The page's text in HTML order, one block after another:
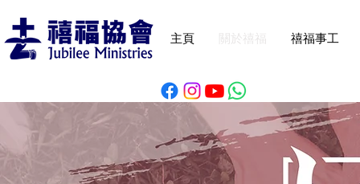
主頁 關於禧福 禧福事工